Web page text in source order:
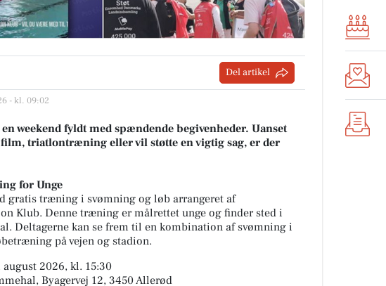
Del artikel
- kl. 09:02
weekend fyldt med spændende begivenheder. Uanset
triatlontræning eller vil støtte en vigtig sag, er der
for Unge
gratis træning i svømning og løb arrangeret af
Klub. Denne træning er målrettet unge og finder sted i
Deltagerne kan se frem til en kombination af svømning i
på vejen og stadion.
2026, kl. 15:30
Byagervej 12, 3450 Allerød